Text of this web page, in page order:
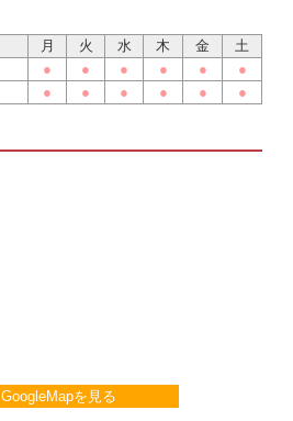
月 火 水 木 金
土
● ● ● ● ●
●
● ● ● ● ● ●
GoogleMapを見る